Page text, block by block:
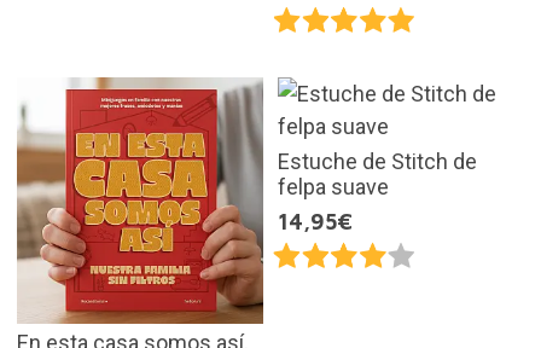
En esta casa somos así.
Estuche de Stitch de
felpa suave
14,95€